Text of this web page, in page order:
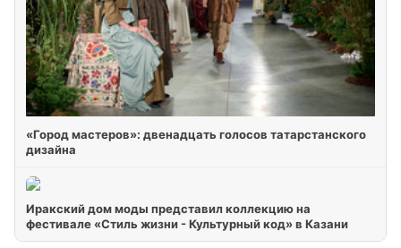
«Город мастеров»: двенадцать голосов татарстанского
дизайна
Иракский дом моды представил коллекцию на
фестивале «Стиль жизни - Культурный код» в Казани